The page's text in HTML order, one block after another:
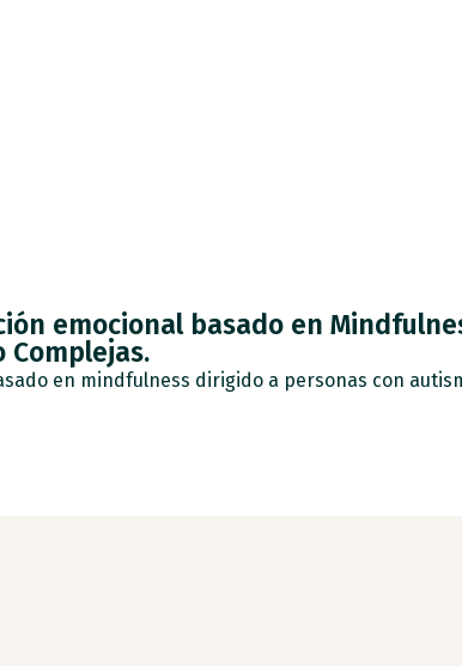
emocional basado en
Complejas.
en mindfulness dirigido a personas con